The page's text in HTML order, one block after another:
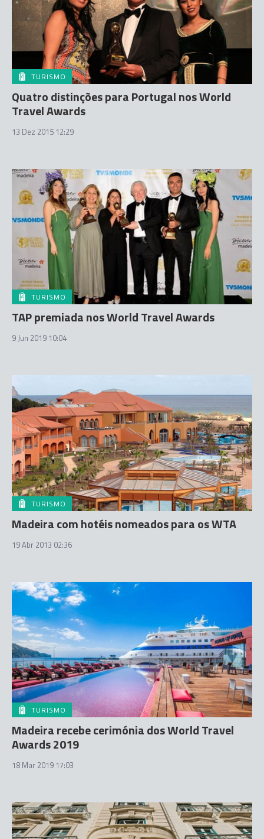
TURISMO
Quatro distinções para Portugal nos World
Travel Awards
13 Dez 2015 12:29
TURISMO
TAP premiada nos World Travel Awards
9 Jun 2019 10:04
TURISMO
Madeira com hotéis nomeados para os WTA
19 Abr 2013 02:36
TURISMO
Madeira recebe cerimónia dos World Travel
Awards 2019
18 Mar 2019 17:03